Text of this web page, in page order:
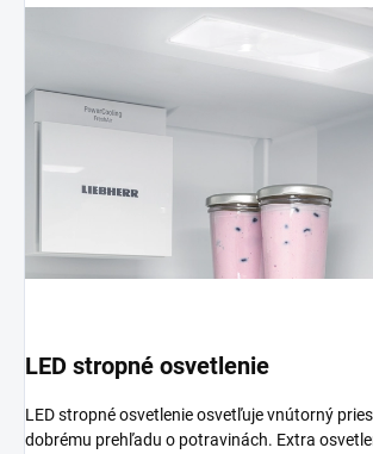
LED stropné osvetlenie
LED stropné osvetlenie osvetľuje vnútorný
dobrému prehľadu o potravinách. Extra